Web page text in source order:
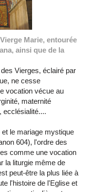
Marie, entourée
ainsi que de la
Vierges, éclairé par
ne cesse
vocation vécue au
maternité
ecclésialité....
le mariage mystique
604), l'ordre des
comme une vocation
la liturgie même de
peut-être la plus liée à
l'histoire de l'Eglise et